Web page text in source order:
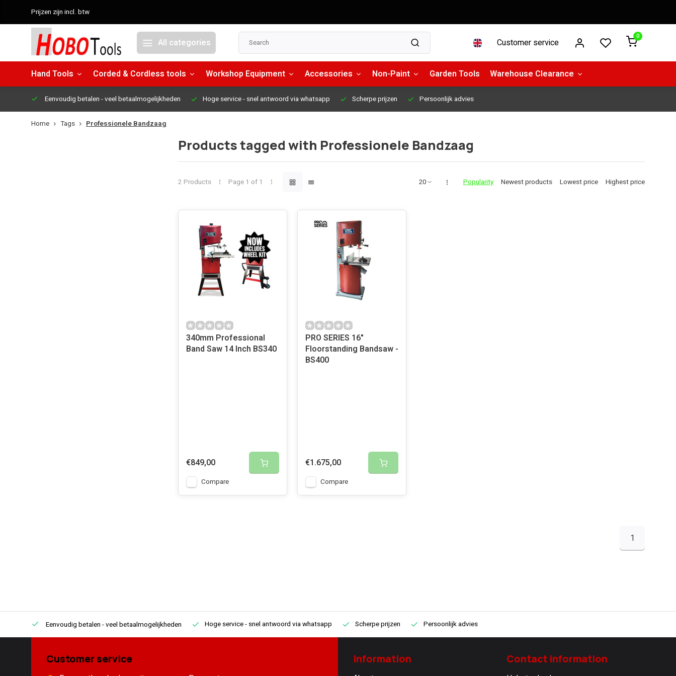
Prijzen zijn incl. btw
All categories Customer service
0
Hand Tools Corded & Cordless tools Workshop Equipment Accessories Non-Paint Garden Tools Warehouse Clearance
Eenvoudig betalen - veel betaalmogelijkheden Hoge service- snel antwoord via whatsapp Scherpe prijzen Persoonlijk advies
Home Tags Professionele Bandzaag
Products tagged with Professionele Bandzaag
2 Products Page 1 of 1 Popularity Newest products Lowest price Highest price
340mm Professional
Band Saw 14 Inch BS340
€849,00
Compare
PRO SERIES 16"
Floorstanding Bandsaw -
BS400
€1.675,00
Compare
1
Eenvoudig betalen - veel betaalmogelijkheden Hoge service- snel antwoord via whatsapp Scherpe prijzen Persoonlijk advies
Customer service Information Contact information